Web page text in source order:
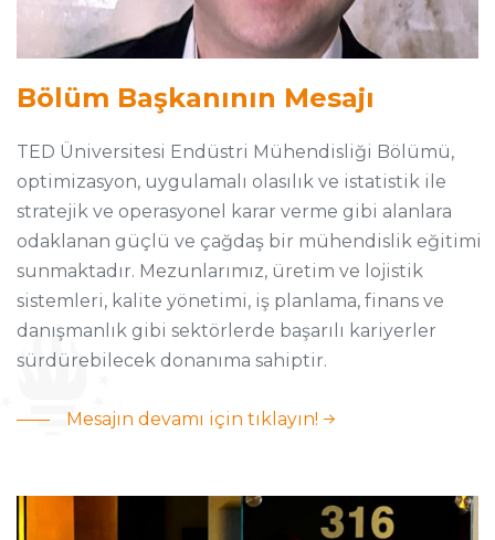
Bölüm Başkanının Mesajı
TED Üniversitesi Endüstri Mühendisliği Bölümü,
optimizasyon, uygulamalı olasılık ve istatistik ile
stratejik ve operasyonel karar verme gibi alanlara
odaklanan güçlü ve çağdaş bir mühendislik eğitimi
sunmaktadır. Mezunlarımız, üretim ve lojistik
sistemleri, kalite yönetimi, iş planlama, finans ve
danışmanlık gibi sektörlerde başarılı kariyerler
sürdürebilecek donanıma sahiptir.
Mesajın devamı için tıklayın!